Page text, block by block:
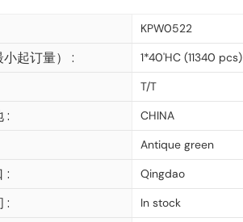
KPW0522
起订量） : 1*40'HC (11340 pcs)
T/T
: CHINA
Antique green
: Qingdao
: In stock